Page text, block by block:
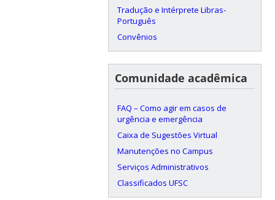
Tradução e Intérprete Libras-
Português
Convênios
Comunidade acadêmica
FAQ – Como agir em casos de
urgência e emergência
Caixa de Sugestões Virtual
Manutenções no Campus
Serviços Administrativos
Classificados UFSC